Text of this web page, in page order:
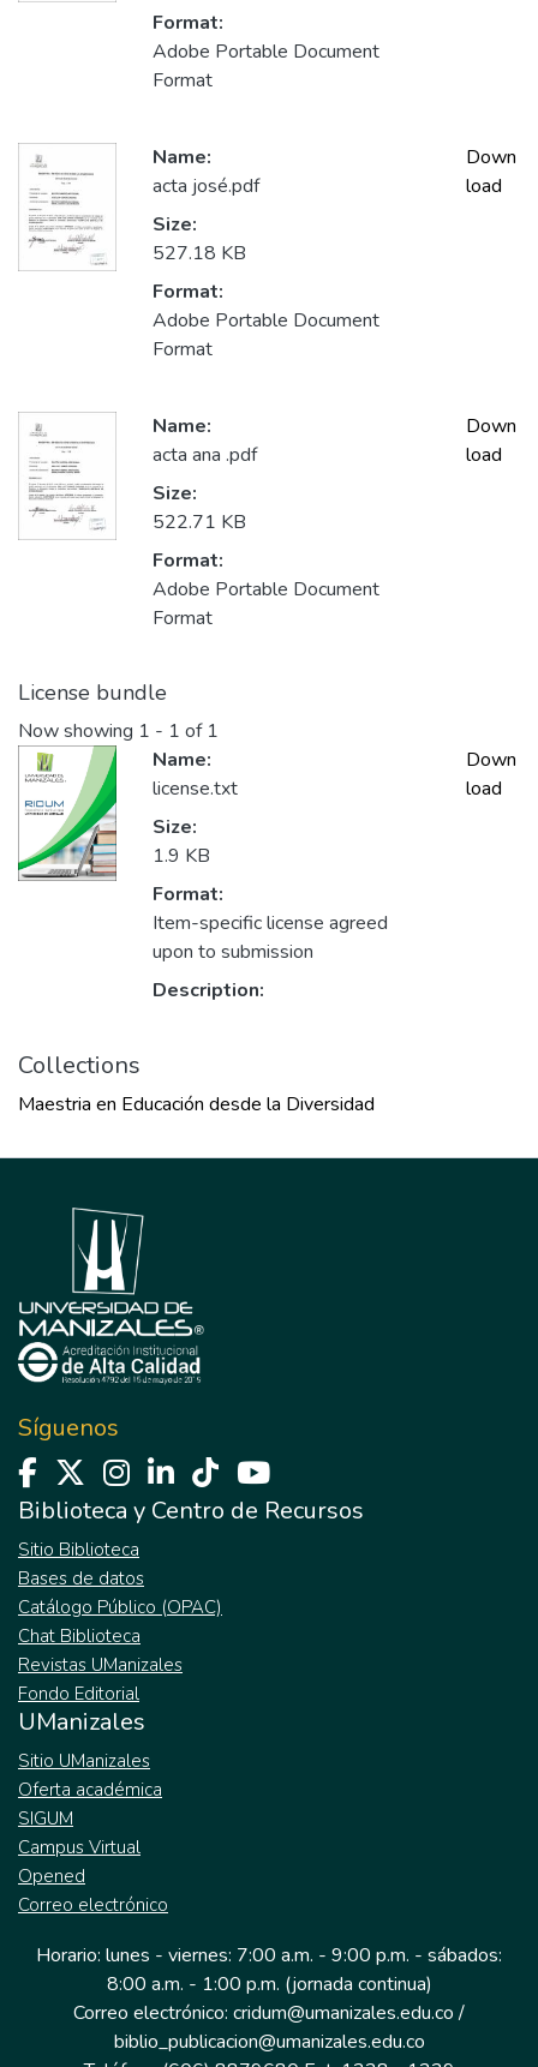
Format:
Adobe Portable Document
Format
Name:
acta josé.pdf
Size:
527.18 KB
Format:
Adobe Portable Document
Format
Down
load
Name:
acta ana .pdf
Size:
522.71 KB
Format:
Adobe Portable Document
Format
Down
load
License bundle
Now showing 1 - 1 of 1
Name:
license.txt
Size:
1.9 KB
Format:
Item-specific license agreed
upon to submission
Description:
Down
load
Collections
Maestria en Educación desde la Diversidad
Síguenos
Biblioteca y Centro de Recursos
Sitio Biblioteca
Bases de datos
Catálogo Público (OPAC)
Chat Biblioteca
Revistas UManizales
Fondo Editorial
UManizales
Sitio UManizales
Oferta académica
SIGUM
Campus Virtual
Opened
Correo electrónico
Horario: lunes - viernes: 7:00 a.m. - 9:00 p.m. - sábados:
8:00 a.m. - 1:00 p.m. (jornada continua)
Correo electrónico: cridum@umanizales.edu.co /
biblio_publicacion@umanizales.edu.co